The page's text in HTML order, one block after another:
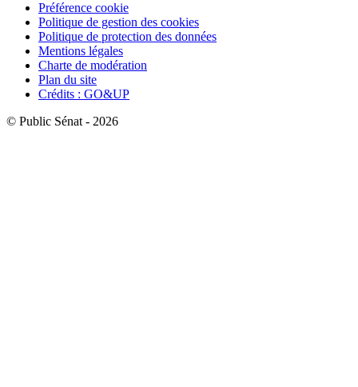
Préférence cookie
Politique de gestion des cookies
Politique de protection des données
Mentions légales
Charte de modération
Plan du site
Crédits : GO&UP
© Public Sénat - 2026